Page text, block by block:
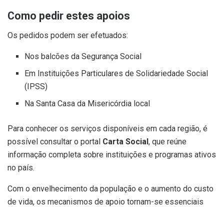
Como pedir estes apoios
Os pedidos podem ser efetuados:
Nos balcões da Segurança Social
Em Instituições Particulares de Solidariedade Social
(IPSS)
Na Santa Casa da Misericórdia local
Para conhecer os serviços disponíveis em cada região, é
possível consultar o portal Carta Social, que reúne
informação completa sobre instituições e programas ativos
no país.
Com o envelhecimento da população e o aumento do custo
de vida, os mecanismos de apoio tornam-se essenciais